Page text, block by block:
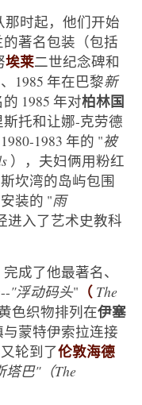
那时起，他们开始
著名包装（包括
埃莱二世纪念碑和
1985 年在巴黎新
1985 年对柏林国
托和让娜-克劳德
1983 年的 "被
），夫妇俩用粉红
坎湾的岛屿包围
装的 "雨
进入了艺术史教科
成了他最著名、
"浮动码头" （ The
色织物排列在伊塞
蒙特伊索拉连接
轮到了伦敦海德
塔巴"（The